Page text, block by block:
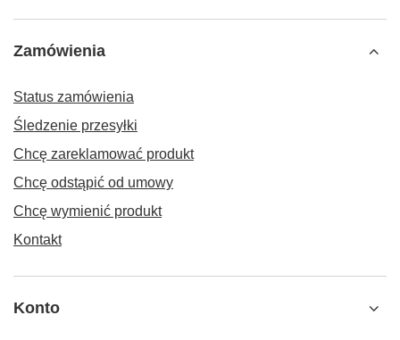
Zamówienia
Status zamówienia
Śledzenie przesyłki
Chcę zareklamować produkt
Chcę odstąpić od umowy
Chcę wymienić produkt
Kontakt
Konto